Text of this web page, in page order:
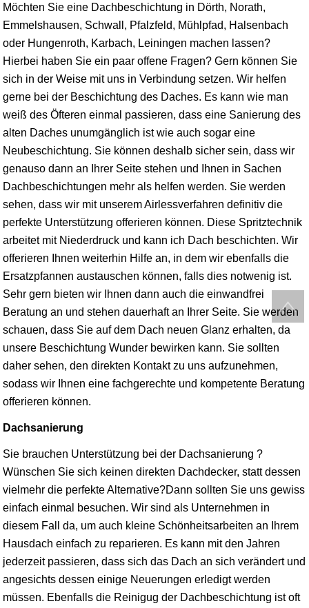
Möchten Sie eine Dachbeschichtung in Dörth, Norath,
Emmelshausen, Schwall, Pfalzfeld, Mühlpfad, Halsenbach
oder Hungenroth, Karbach, Leiningen machen lassen?
Hierbei haben Sie ein paar offene Fragen? Gern können Sie
sich in der Weise mit uns in Verbindung setzen. Wir helfen
gerne bei der Beschichtung des Daches. Es kann wie man
weiß des Öfteren einmal passieren, dass eine Sanierung des
alten Daches unumgänglich ist wie auch sogar eine
Neubeschichtung. Sie können deshalb sicher sein, dass wir
genauso dann an Ihrer Seite stehen und Ihnen in Sachen
Dachbeschichtungen mehr als helfen werden. Sie werden
sehen, dass wir mit unserem Airlessverfahren definitiv die
perfekte Unterstützung offerieren können. Diese Spritztechnik
arbeitet mit Niederdruck und kann ich Dach beschichten. Wir
offerieren Ihnen weiterhin Hilfe an, in dem wir ebenfalls die
Ersatzpfannen austauschen können, falls dies notwenig ist.
Sehr gern bieten wir Ihnen dann auch die einwandfrei
Beratung an und stehen dauerhaft an Ihrer Seite. Sie werden
schauen, dass Sie auf dem Dach neuen Glanz erhalten, da
unsere Beschichtung Wunder bewirken kann. Sie sollten
daher sehen, den direkten Kontakt zu uns aufzunehmen,
sodass wir Ihnen eine fachgerechte und kompetente Beratung
offerieren können.
Dachsanierung
Sie brauchen Unterstützung bei der Dachsanierung ?
Wünschen Sie sich keinen direkten Dachdecker, statt dessen
vielmehr die perfekte Alternative?Dann sollten Sie uns gewiss
einfach einmal besuchen. Wir sind als Unternehmen in
diesem Fall da, um auch kleine Schönheitsarbeiten an Ihrem
Hausdach einfach zu reparieren. Es kann mit den Jahren
jederzeit passieren, dass sich das Dach an sich verändert und
angesichts dessen einige Neuerungen erledigt werden
müssen. Ebenfalls die Reinigug der Dachbeschichtung ist oft